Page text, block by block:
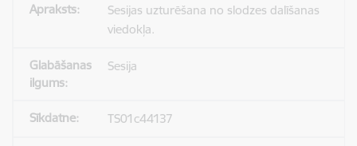
Sesijas uzturēšana no slodzes dalīšanas
viedokļa.
Sesija
TS01c44137